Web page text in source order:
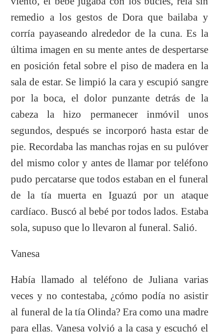
remedio a los gestos de Dora que bailaba y
corría payaseando alrededor de la cuna. Es la
última imagen en su mente antes de despertarse
en posición fetal sobre el piso de madera en la
sala de estar. Se limpió la cara y escupió sangre
por la boca, el dolor punzante detrás de la
cabeza la hizo permanecer inmóvil unos
segundos, después se incorporó hasta estar de
pie. Recordaba las manchas rojas en su pulóver
del mismo color y antes de llamar por teléfono
pudo percatarse que todos estaban en el funeral
de la tía muerta en Iguazú por un ataque
cardíaco. Buscó al bebé por todos lados. Estaba
sola, supuso que lo llevaron al funeral. Salió.
Vanesa
Había llamado al teléfono de Juliana varias
veces y no contestaba, ¿cómo podía no asistir
al funeral de la tía Olinda? Era como una madre
para ellas. Vanesa volvió a la casa y escuchó el